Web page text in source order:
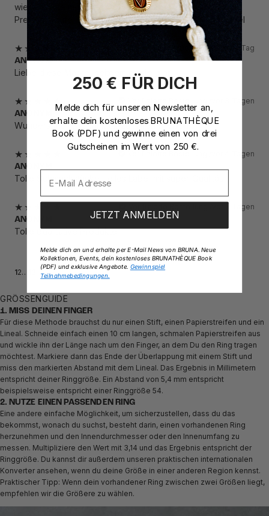
wieder neue moderne Produkte zu erschwinglichen
Preisen! Kaufe immer wieder gerne bei BRUNA The Label
Verifizierte Bestellung /
vor 1 Tag
ANONYM
Liebe diese Marke, seitdem es sie gibt.
vor 3 Tagen
ANONYM
Wunderschöner Schmuck zu fairen Preisen
vor 4 Tagen
ANONYM
Tolle Schmuckstücke, tolles Label mit super Qualität.
vor 5 Tagen
ANONYM
Tolle qualitative Produkte
12…
GRÖSSENGUIDE
1. MISS DEINEN FINGER
Für diese Methode brauchst du nur einen Stift, einen Papierstreifen und ein
Lineal. Schneide einfach einen 10 cm langen, schmalen Papierstreifen aus
und wickle ihn der Länge nach um den Finger, an dem Du den Ring tragen
möchtest. Markiere dann das Ende der Überlappung mit einem Stift und
miss den markierten Abstand mit dem Lineal. Das Ergebnis in Millimetern
entspricht deiner Ringgröße. Ein Abstand von 5,4 mm entspricht
beispielsweise entspricht einer Ringgröße 54.
2. NUTZE EINEN PASSENDEN RING
Eine andere einfache Möglichkeit, um sicherzustellen, dass du das
bekommst, wonach du suchst, besteht darin, einen vorhandenen Ring
herzunehmen und den Innendurchmesser oder den Innenumfang zu
messen. Multipliziere den Wert mit 3,14 und das Ergebnis entspricht der
Ringgröße. Du kannst dir außerdem unseren praktischen internationalen
Konverter ansehen, wenn du deine Größe in einer anderen Region kennst.
Praktischer Tipp: Wenn dein vorhandener Ring zwischen zwei Größen liegt,
empfehlen wir die Größere zu wählen.
250 € FÜR DICH
Melde dich für unseren Newsletter an,
erhalte dein kostenloses BRUNATHÈQUE
Book (PDF) und gewinne einen von drei
Gutscheinen im Wert von 250 €.
JETZT ANMELDEN
Melde dich an und erhalte per E-Mail News von BRUNA. Neue
Kollektionen, Events, dein kostenloses BRUNATHÈQUE Book
(PDF) und exklusive Angebote. Gewinnspiel
Teilnahmebedingungen.